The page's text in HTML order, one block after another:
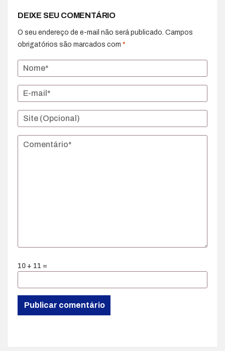
DEIXE SEU COMENTÁRIO
O seu endereço de e-mail não será publicado. Campos
obrigatórios são marcados com *
10 + 11 =